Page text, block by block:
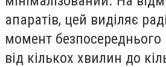
апаратів, цей виділяє
момент
від кількох хвилин до